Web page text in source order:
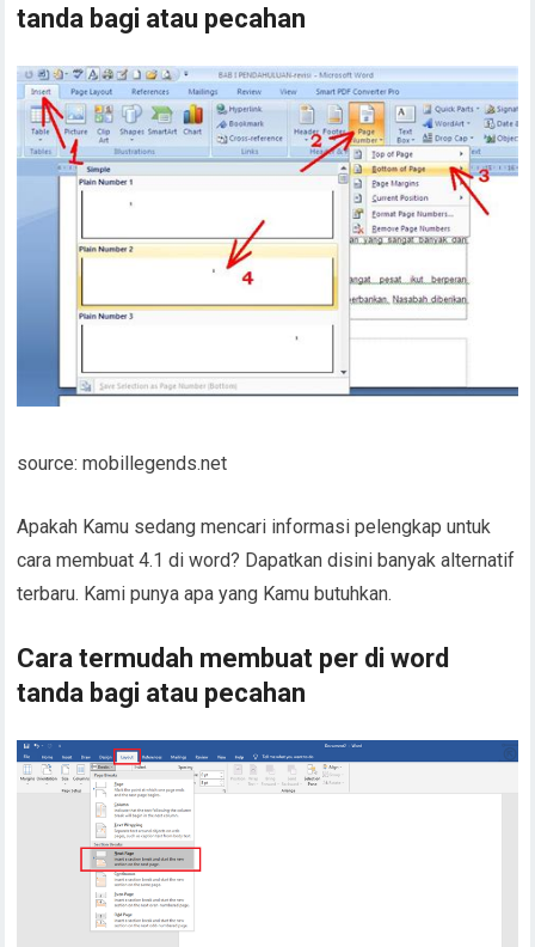
tanda bagi atau pecahan
source: mobillegends.net
Apakah Kamu sedang mencari informasi pelengkap untuk
cara membuat 4.1 di word? Dapatkan disini banyak alternatif
terbaru. Kami punya apa yang Kamu butuhkan.
Cara termudah membuat per di word
tanda bagi atau pecahan